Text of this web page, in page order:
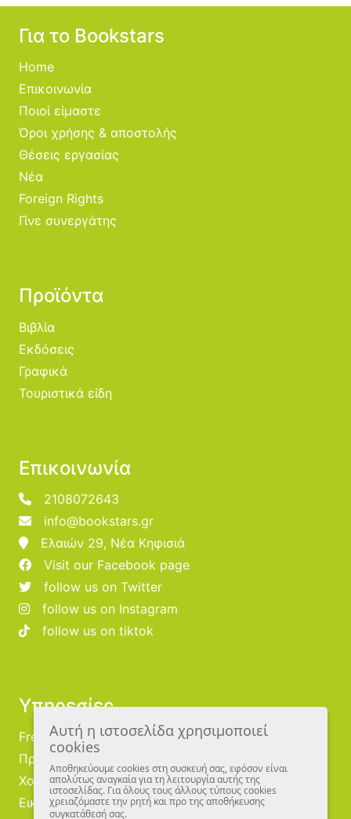
Για το Bookstars
Home
Επικοινωνία
Ποιοί είμαστε
Όροι χρήσης & αποστολής
Θέσεις εργασίας
Νέα
Foreign Rights
Γίνε συνεργάτης
Προϊόντα
Βιβλία
Εκδόσεις
Γραφικά
Τουριστικά είδη
Επικοινωνία
2108072643
info@bookstars.gr
Ελαιών 29, Νέα Κηφισιά
Visit our Facebook page
follow us on Twitter
follow us on Instagram
follow us on tiktok
Υπηρεσίες
Free Publishing
Προμηθευτές
Χονδρική
Εικονογράφοι
Αυτή η ιστοσελίδα χρησιμοποιεί
cookies
Αποθηκεύουμε cookies στη συσκευή σας, εφόσον είναι
απολύτως αναγκαία για τη λειτουργία αυτής της
ιστοσελίδας. Για όλους τους άλλους τύπους cookies
χρειαζόμαστε την ρητή και προ της αποθήκευσης
συγκατάθεσή σας.